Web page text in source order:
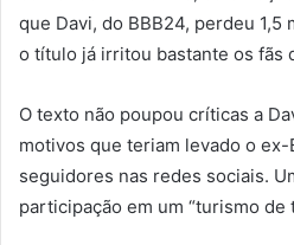
que Davi, do BBB24, perdeu 1,5
o título já irritou bastante os fãs
O texto não poupou críticas a
motivos que teriam levado o
seguidores nas redes sociais.
participação em um “turismo de